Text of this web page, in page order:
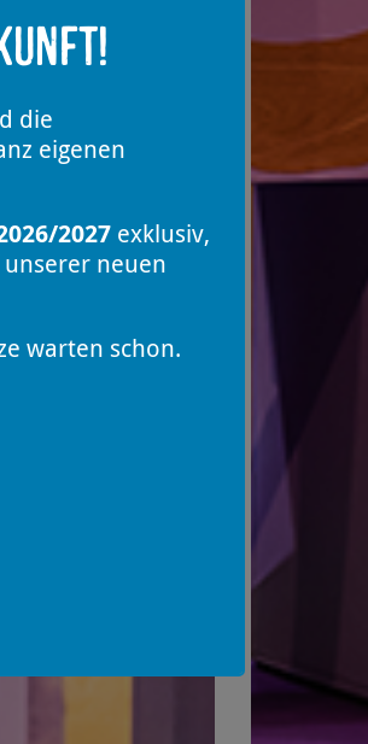
die
eigenen
2027exklusiv,
neuen
warten schon.